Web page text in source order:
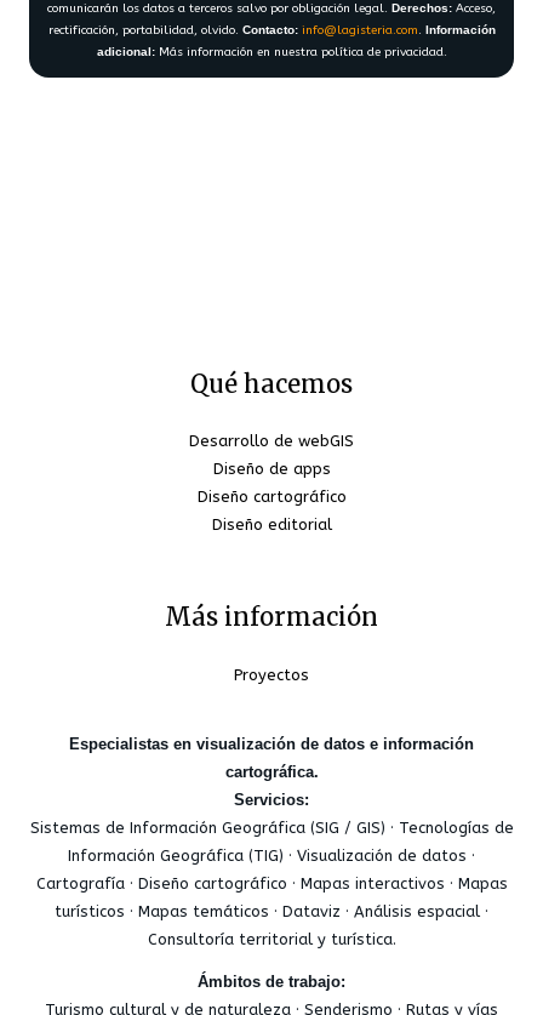
comunicarán los datos a terceros salvo por obligación legal. Derechos: Acceso,
rectificación, portabilidad, olvido. Contacto: info@lagisteria.com.
Información
adicional:Más información en nuestra política de privacidad.
Qué hacemos
Desarrollo de webGIS
Diseño de apps
Diseño cartográfico
Diseño editorial
Más información
Proyectos
Especialistas en visualización de datos e información
cartográfica.
Servicios:
Sistemas de Información Geográfica (SIG / GIS) · Tecnologías de
Información Geográfica (TIG) · Visualización de datos ·
Cartografía · Diseño cartográfico · Mapas interactivos · Mapas
turísticos · Mapas temáticos · Dataviz · Análisis espacial ·
Consultoría territorial y turística.
Ámbitos de trabajo:
Turismo cultural y de naturaleza · Senderismo · Rutas y vías